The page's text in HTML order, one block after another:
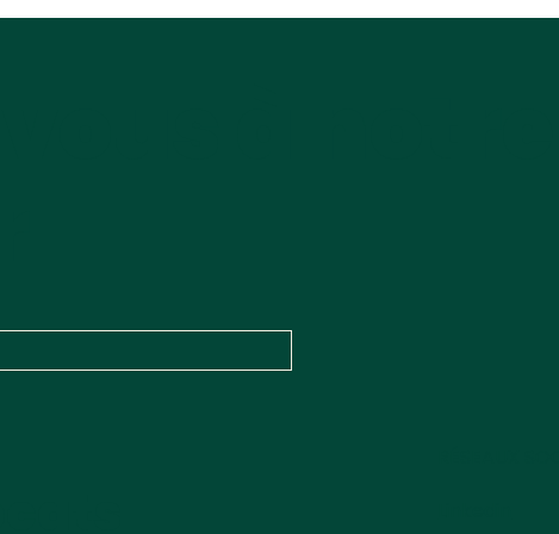
mesures pour les